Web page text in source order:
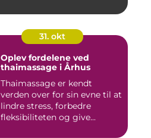
31. okt
Oplev fordelene ved
thaimassage i Århus
Thaimassage er kendt
verden over for sin evne til at
lindre stress, forbedre
fleksibiliteten og give...